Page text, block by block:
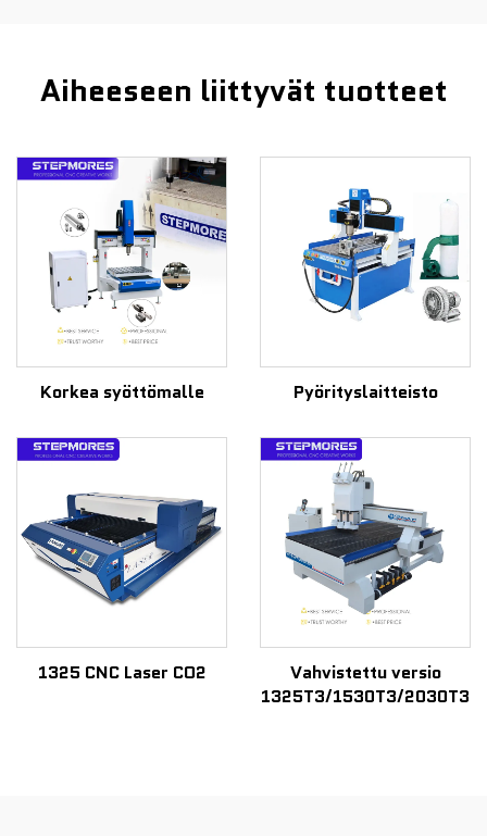
Aiheeseen liittyvät tuotteet
Korkea syöttömalle Pyörityslaitteisto
1325 CNC Laser CO2
Vahvistettu versio
1325T3/1530T3/2030T3